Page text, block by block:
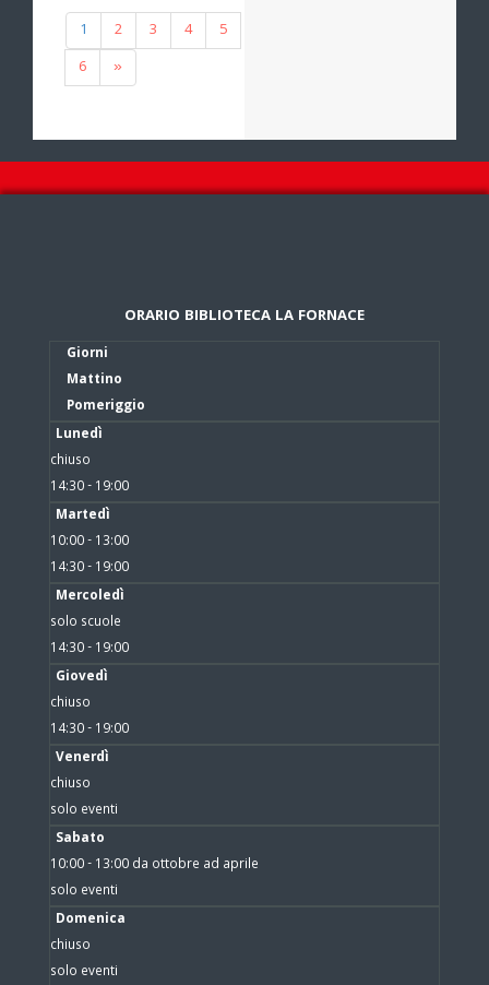
1 2 3 4
5
6
»
ORARIO BIBLIOTECA LA FORNACE
Giorni
Mattino
Pomeriggio
Lunedì
chiuso
14:30 - 19:00
Martedì
10:00 - 13:00
14:30 - 19:00
Mercoledì
solo scuole
14:30 - 19:00
Giovedì
chiuso
14:30 - 19:00
Venerdì
chiuso
solo eventi
Sabato
10:00 - 13:00 da ottobre ad aprile
solo eventi
Domenica
chiuso
solo eventi